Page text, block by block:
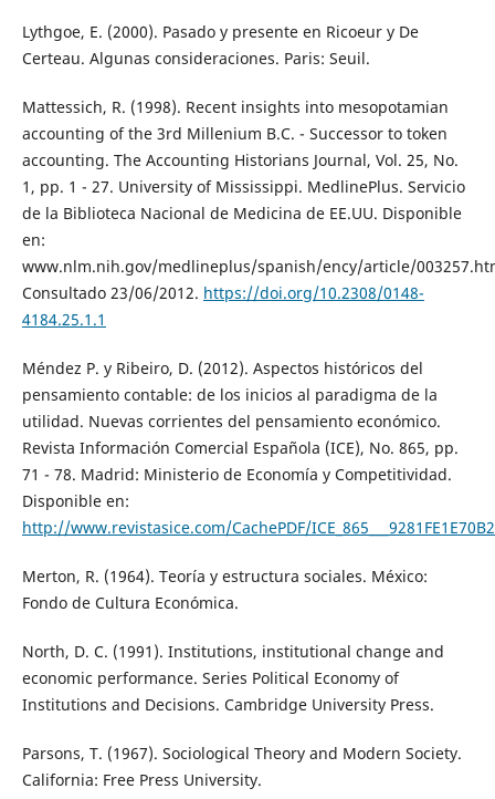
Lythgoe, E. (2000). Pasado y presente en Ricoeur y De
Certeau. Algunas consideraciones. Paris: Seuil.
Mattessich, R. (1998). Recent insights into mesopotamian
accounting of the 3rd Millenium B.C. - Successor to token
accounting. The Accounting Historians Journal, Vol. 25, No.
1, pp. 1 - 27. University of Mississippi. MedlinePlus. Servicio
de la Biblioteca Nacional de Medicina de EE.UU. Disponible
en:
www.nlm.nih.gov/medlineplus/spanish/ency/article/
Consultado 23/06/2012. https://doi.org/10.2308/0148-
4184.25.1.1
Méndez P. y Ribeiro, D. (2012). Aspectos históricos del
pensamiento contable: de los inicios al paradigma de la
utilidad. Nuevas corrientes del pensamiento económico.
Revista Información Comercial Española (ICE), No. 865, pp.
71 - 78. Madrid: Ministerio de Economía y Competitividad.
Disponible en:
http://www.revistasice.com/CachePDF/
Merton, R. (1964). Teoría y estructura sociales. México:
Fondo de Cultura Económica.
North, D. C. (1991). Institutions, institutional change and
economic performance. Series Political Economy of
Institutions and Decisions. Cambridge University Press.
Parsons, T. (1967). Sociological Theory and Modern Society.
California: Free Press University.